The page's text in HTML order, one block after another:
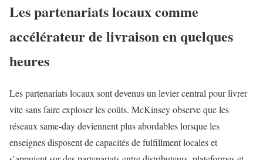
Les partenariats locaux comme
accélérateur de livraison en quelques
heures
Les partenariats locaux sont devenus un levier central pour livrer
vite sans faire exploser les coûts. McKinsey observe que les
réseaux same-day deviennent plus abordables lorsque les
enseignes disposent de capacités de fulfillment locales et